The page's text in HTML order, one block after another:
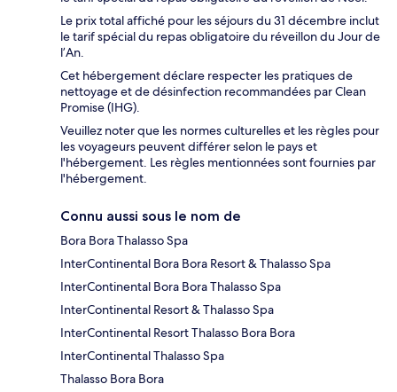
Le prix total affiché pour les séjours du 31 décembre inclut
le tarif spécial du repas obligatoire du réveillon du Jour de
l’An.
Cet hébergement déclare respecter les pratiques de
nettoyage et de désinfection recommandées par Clean
Promise (IHG).
Veuillez noter que les normes culturelles et les règles pour
les voyageurs peuvent différer selon le pays et
l'hébergement. Les règles mentionnées sont fournies par
l'hébergement.
Connu aussi sous le nom de
Bora Bora Thalasso Spa
InterContinental Bora Bora Resort & Thalasso Spa
InterContinental Bora Bora Thalasso Spa
InterContinental Resort & Thalasso Spa
InterContinental Resort Thalasso Bora Bora
InterContinental Thalasso Spa
Thalasso Bora Bora